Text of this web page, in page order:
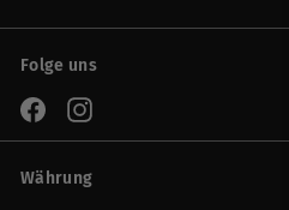
Folge uns
FacebookInstagram
Währung